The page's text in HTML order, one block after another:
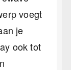
voegt
je
ook tot